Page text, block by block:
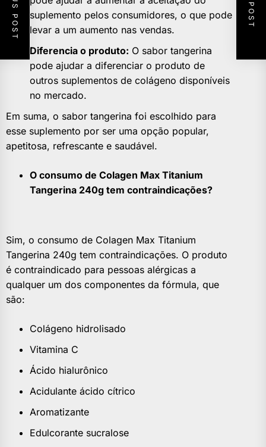
suplemento pelos consumidores, o que pode
levar a um aumento nas vendas.
Diferencia o produto: O sabor tangerina
pode ajudar a diferenciar o produto de
outros suplementos de colágeno disponíveis
no mercado.
Em suma, o sabor tangerina foi escolhido para
esse suplemento por ser uma opção popular,
apetitosa, refrescante e saudável.
O consumo de Colagen Max Titanium
Tangerina 240g tem contraindicações?
Sim, o consumo de Colagen Max Titanium
Tangerina 240g tem contraindicações. O produto
é contraindicado para pessoas alérgicas a
qualquer um dos componentes da fórmula, que
são:
Colágeno hidrolisado
Vitamina C
Ácido hialurônico
Acidulante ácido cítrico
Aromatizante
Edulcorante sucralose